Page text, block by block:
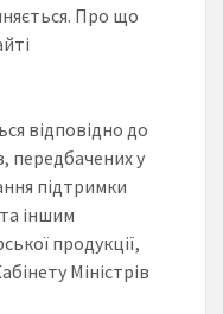
Про що
відповідно до
передбачених у
підтримки
іншим
продукції,
Міністрів